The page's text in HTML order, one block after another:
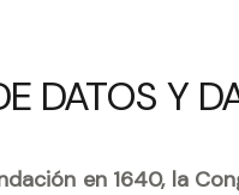
DATOS Y
en 1640, la